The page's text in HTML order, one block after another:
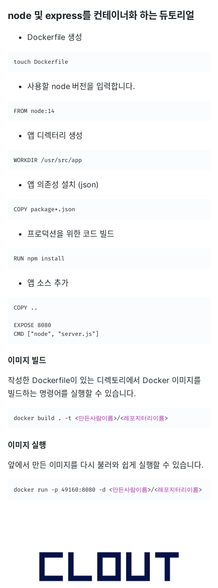
node 및 express를 컨테이너화 하는 듀토리얼
Dockerfile 생성
touch Dockerfile
사용할 node 버전을 입력합니다.
FROM node:14
앱 디렉터리 생성
WORKDIR /usr/src/app
앱 의존성 설치 (json)
COPY package*.json
프로덕션을 위한 코드 빌드
RUN npm install
앱 소스 추가
COPY ..
EXPOSE 8080
CMD ["node", "server.js"]
이미지 빌드
작성한 Dockerfile이 있는 디렉토리에서 Docker 이미지를
빌드하는 명령어를 실행할 수 있습니다.
docker build . -t <만든사람이름>/<레포지터리이름>
이미지 실행
앞에서 만든 이미지를 다시 불러와 쉽게 실행할 수 있습니다.
docker run -p 49160:8080 -d <만든사람이름>/<레포지터리이름>